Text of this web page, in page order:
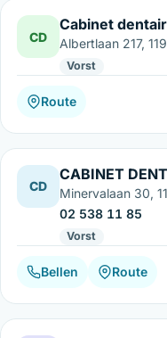
CD
Cabinet
Albertlaan 217,
Vorst
Route
CD
CABINET
Minervalaan 30,
02 538 11 85
Vorst
Bellen Route